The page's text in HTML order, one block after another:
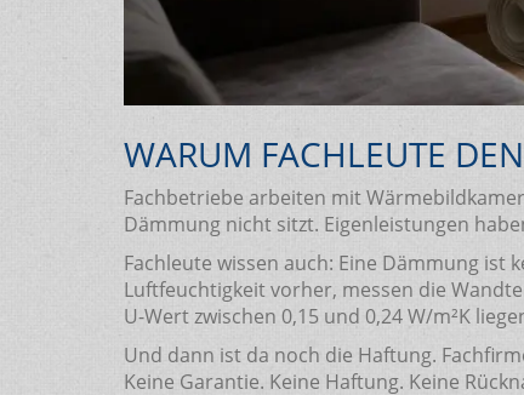
WARUM FACHLEUTE
Fachbetriebe arbeiten mit
Dämmung nicht sitzt. Eigenleistungen
Fachleute wissen auch: Eine Dämmung ist
Luftfeuchtigkeit vorher, messen die
U-Wert zwischen 0,15 und 0,24 W/m²K
Und dann ist da noch die Haftung.
Keine Garantie. Keine Haftung. Keine